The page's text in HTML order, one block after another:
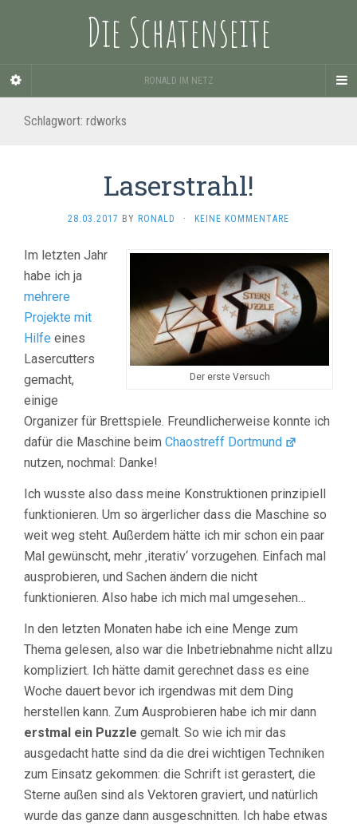
Die Schatenseite
RONALD IM NETZ
Schlagwort: rdworks
Laserstrahl!
28.03.2017 BY RONALD · KEINE KOMMENTARE
Der erste Versuch
Im letzten Jahr
habe ich ja
mehrere
Projekte mit
Hilfe eines
Lasercutters
gemacht,
einige
Organizer für Brettspiele. Freundlicherweise konnte ich
dafür die Maschine beim Chaostreff Dortmund
nutzen, nochmal: Danke!
Ich wusste also dass meine Konstruktionen prinzipiell
funktionieren. Um so ärgerlicher dass die Maschine so
weit weg steht. Außerdem hätte ich mir schon ein paar
Mal gewünscht, mehr ‚iterativ‘ vorzugehen. Einfach mal
ausprobieren, und Sachen ändern die nicht
funktionieren. Also habe ich mich mal umgesehen…
In den letzten Monaten habe ich eine Menge zum
Thema gelesen, also war die Inbetriebnahme nicht allzu
kompliziert. Ich hätte damit gerechnet dass es eine
Woche dauert bevor ich irgendwas mit dem Ding
herstellen kann. Zum Ausprobieren habe ich mir dann
erstmal ein Puzzle gemalt. So wie ich mir das
ausgedacht hatte sind da die drei wichtigen Techniken
zum Einsatz gekommen: die Schrift ist gerastert, die
Sterne außen sind als Vektoren graviert, und natürlich
wurde das ganze dann ausgeschnitten. Ich habe etwas